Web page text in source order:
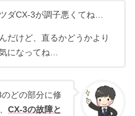
ダCX-3が調子悪くてね…
だけど、直るかどうかより
になってね…
どの部分に修
CX-3の故障と